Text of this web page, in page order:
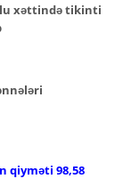
xəttində tikinti
qiyməti 98,58